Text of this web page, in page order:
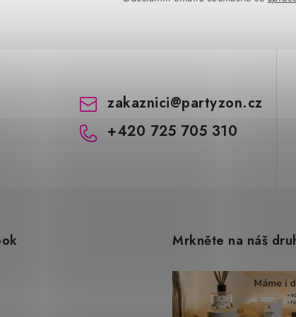
zakaznici@partyzon.cz
+420 725 705 310
Mrkněte na náš